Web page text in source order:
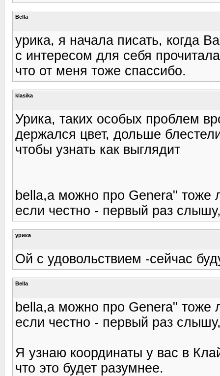
Bella
урика, я начала писать, когда
с интересом для себя
что от меня тоже спассибо.
klasika
Урика, таких особых проблем
держался цвет, дольше
чтобы узнать как выглядит
bella,а можно про Genera" тоже
если честно - первый раз
урика
Ой с удовольствием -сейчас
Bella
bella,а можно про Genera" тоже
если честно - первый раз
Я узнаю координаты у вас в
что это будет разумнее.